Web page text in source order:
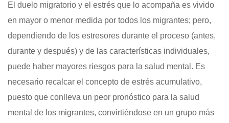
El duelo migratorio y el estrés que lo acompaña es vivido
en mayor o menor medida por todos los migrantes; pero,
dependiendo de los estresores durante el proceso (antes,
durante y después) y de las características individuales,
puede haber mayores riesgos para la salud mental. Es
necesario recalcar el concepto de estrés acumulativo,
puesto que conlleva un peor pronóstico para la salud
mental de los migrantes, convirtiéndose en un grupo más